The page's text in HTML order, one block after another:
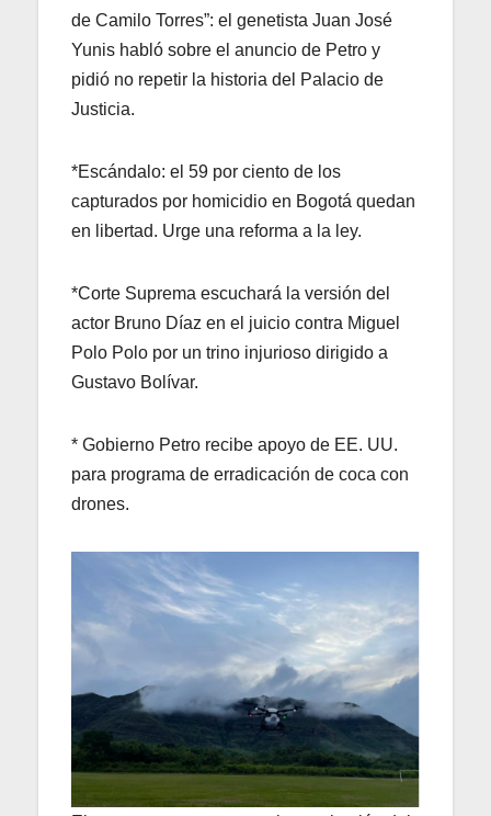
de Camilo Torres”: el genetista Juan José
Yunis habló sobre el anuncio de Petro y
pidió no repetir la historia del Palacio de
Justicia.
*Escándalo: el 59 por ciento de los
capturados por homicidio en Bogotá quedan
en libertad. Urge una reforma a la ley.
*Corte Suprema escuchará la versión del
actor Bruno Díaz en el juicio contra Miguel
Polo Polo por un trino injurioso dirigido a
Gustavo Bolívar.
* Gobierno Petro recibe apoyo de EE. UU.
para programa de erradicación de coca con
drones.